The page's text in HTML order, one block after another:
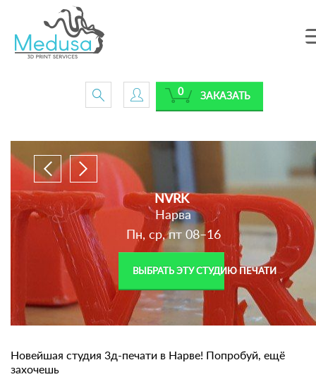
ЗАКАЗАТЬ
0
NVRK
Нарва
Пн, ср, пт 08–16
ВЫБРАТЬ ЭТУ СТУДИЮ ПЕЧАТИ
Новейшая студия 3д-печати в Нарве! Попробуй, ещё
захочешь